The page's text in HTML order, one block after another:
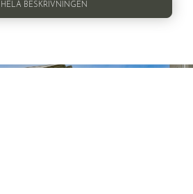
BESKRIVNINGEN